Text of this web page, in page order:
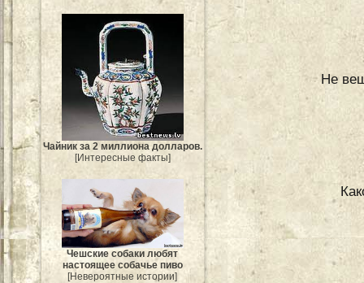
Чайник за 2 миллиона долларов.
[Интересные факты]
Чешские собаки любят
настоящее собачье пиво
[Невероятные истории]
Не